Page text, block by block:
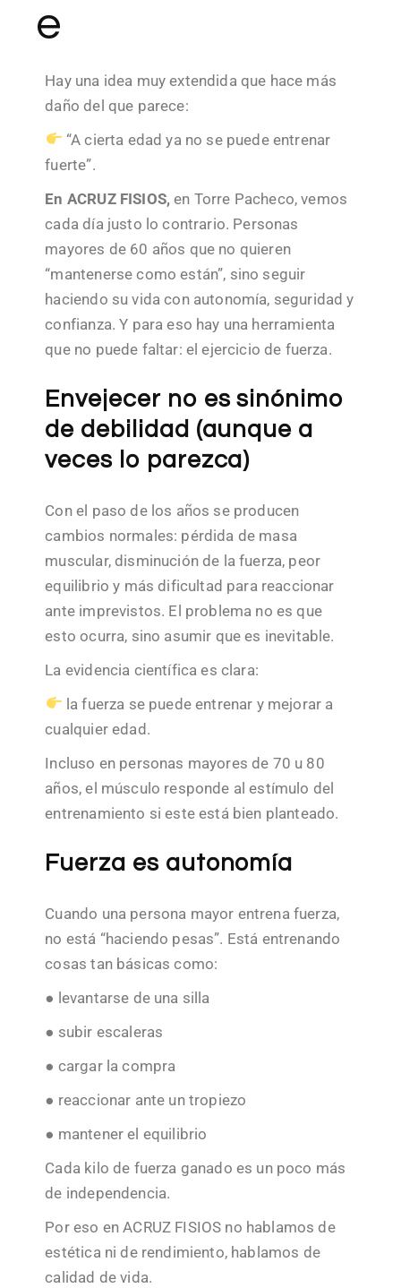
e
Hay una idea muy extendida que hace más
daño del que parece:
“A cierta edad ya no se puede entrenar
fuerte”.
En ACRUZ FISIOS, en Torre Pacheco, vemos
cada día justo lo contrario. Personas
mayores de 60 años que no quieren
“mantenerse como están”, sino seguir
haciendo su vida con autonomía, seguridad y
confianza. Y para eso hay una herramienta
que no puede faltar: el ejercicio de fuerza.
Envejecer no es sinónimo
de debilidad (aunque a
veces lo parezca)
Con el paso de los años se producen
cambios normales: pérdida de masa
muscular, disminución de la fuerza, peor
equilibrio y más dificultad para reaccionar
ante imprevistos. El problema no es que
esto ocurra, sino asumir que es inevitable.
La evidencia científica es clara:
la fuerza se puede entrenar y mejorar a
cualquier edad.
Incluso en personas mayores de 70 u 80
años, el músculo responde al estímulo del
entrenamiento si este está bien planteado.
Fuerza es autonomía
Cuando una persona mayor entrena fuerza,
no está “haciendo pesas”. Está entrenando
cosas tan básicas como:
● levantarse de una silla
● subir escaleras
● cargar la compra
● reaccionar ante un tropiezo
● mantener el equilibrio
Cada kilo de fuerza ganado es un poco más
de independencia.
Por eso en ACRUZ FISIOS no hablamos de
estética ni de rendimiento, hablamos de
calidad de vida.